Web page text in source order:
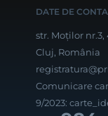
DATE DE
str. Moților
Cluj, România
Comunicare
9/2023: